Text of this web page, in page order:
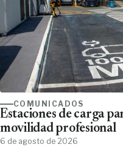
COMUNICADOS
Estaciones de carga
movilidad profesional
6 de agosto de 2026